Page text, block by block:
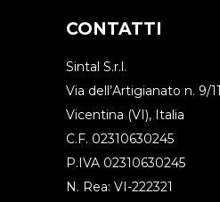
CONTATTI
Sintal S.r.l.
Via dell’Artigianato n. 9/
Vicentina (VI), Italia
C.F. 02310630245
P.IVA 02310630245
N. Rea: VI-222321